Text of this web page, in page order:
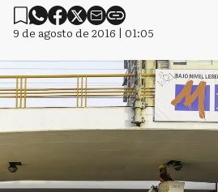
9 de agosto de 2016 | 01:05